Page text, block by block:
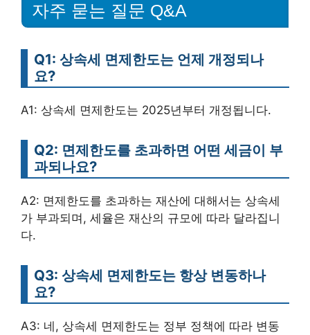
자주 묻는 질문 Q&A
Q1: 상속세 면제한도는 언제 개정되나
요?
A1: 상속세 면제한도는 2025년부터 개정됩니다.
Q2: 면제한도를 초과하면 어떤 세금이 부
과되나요?
A2: 면제한도를 초과하는 재산에 대해서는 상속세
가 부과되며, 세율은 재산의 규모에 따라 달라집니
다.
Q3: 상속세 면제한도는 항상 변동하나
요?
A3: 네, 상속세 면제한도는 정부 정책에 따라 변동